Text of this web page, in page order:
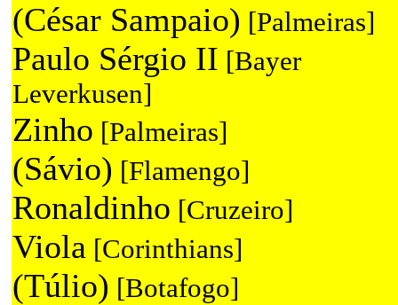
(César Sampaio) [Palmeiras]
Paulo Sérgio II [Bayer
Leverkusen]
Zinho [Palmeiras]
(Sávio) [Flamengo]
Ronaldinho [Cruzeiro]
Viola [Corinthians]
(Túlio) [Botafogo]